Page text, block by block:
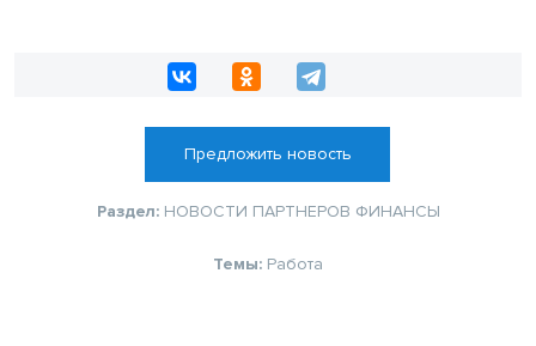
Предложить новость
Раздел: НОВОСТИ ПАРТНЕРОВ ФИНАНСЫ
Темы: Работа